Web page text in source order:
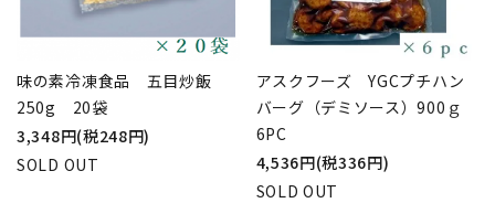
味の素冷凍食品 五目炒飯
250g 20袋
3,348円(税248円)
SOLD OUT
アスクフーズ YGCプチハン
バーグ（デミソース）900ｇ
6PC
4,536円(税336円)
SOLD OUT